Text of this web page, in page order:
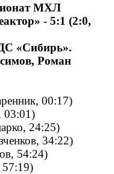
МХЛ
- 5:1 (2:0,
«Сибирь».
Роман
00:17)
03:01)
24:25)
34:22)
54:24)